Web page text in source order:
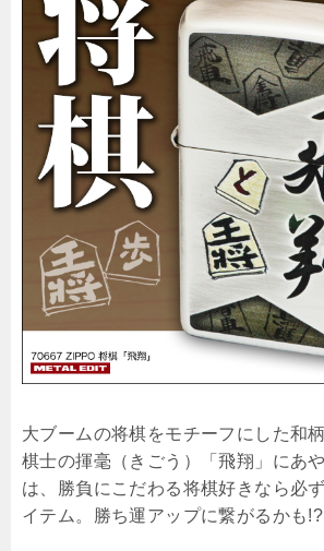
大ブームの将棋をモチーフにした和
棋士の揮毫（きごう）「飛翔」にあ
は、勝負にこだわる将棋好きなら必
イテム。勝ち運アップに繋がるかも!?